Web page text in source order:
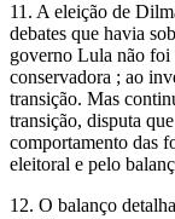
11. A eleição de
debates que havia
governo Lula não foi
conservadora ; ao
transição. Mas
transição, disputa
comportamento das
eleitoral e pelo
12. O balanço